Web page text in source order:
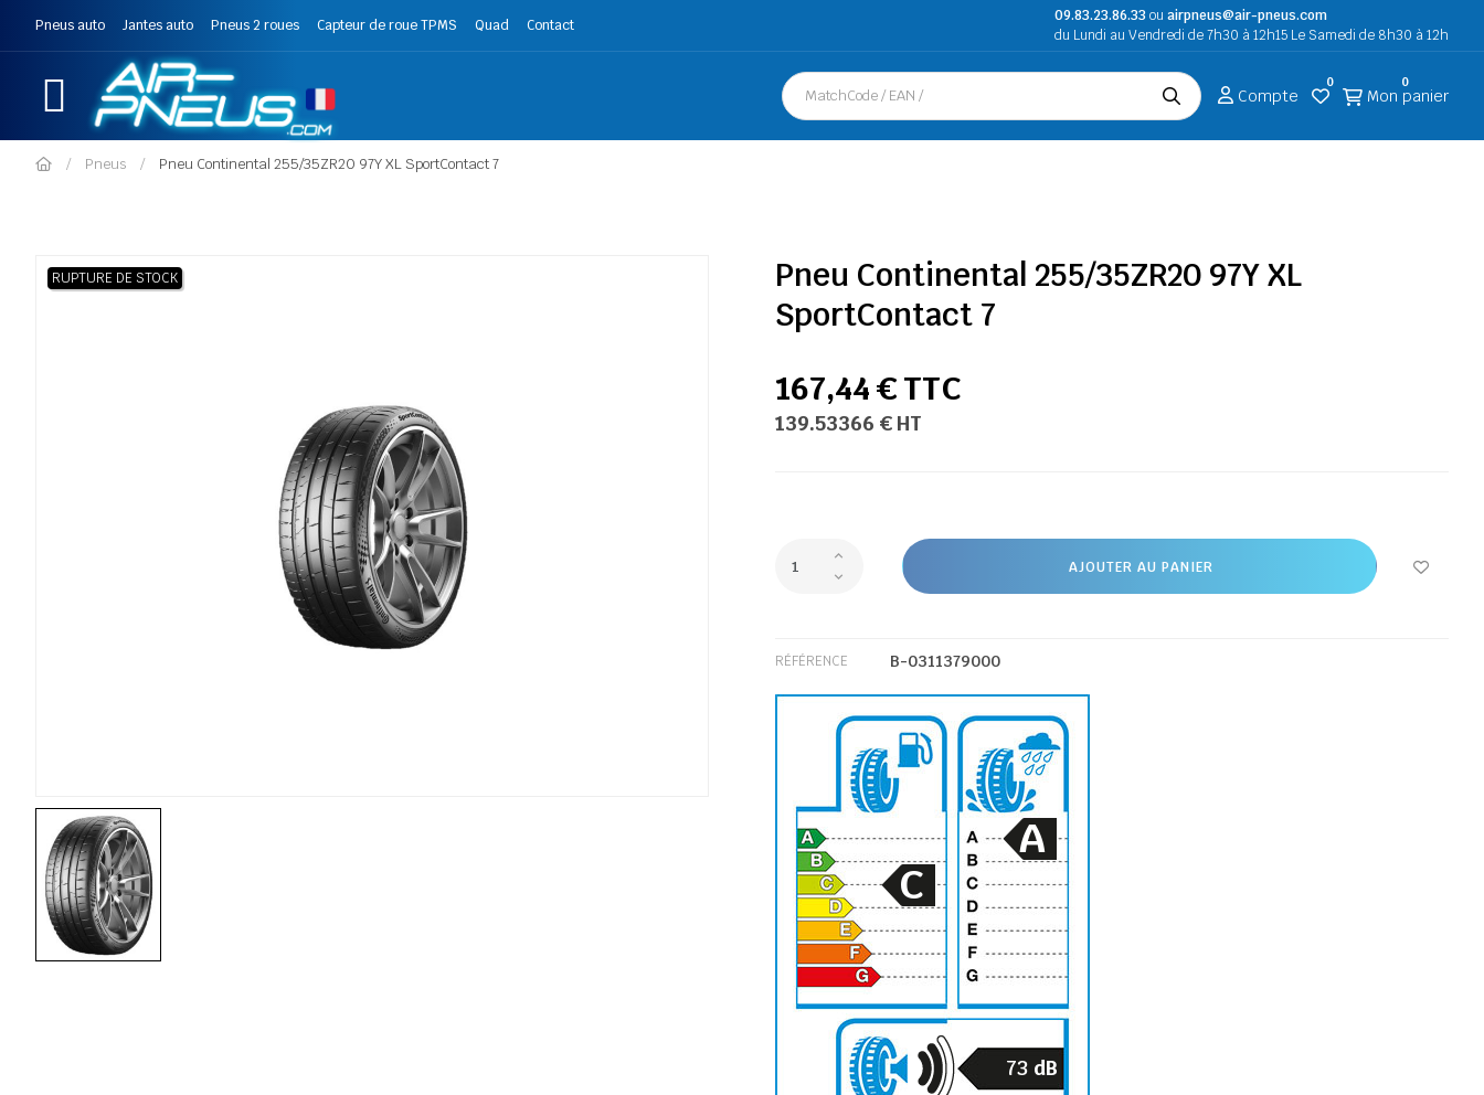
Pneus auto Jantes auto Pneus 2 roues Capteur de roue TPMS Quad Contact
09.83.23.86.33ou airpneus@air-pneus.com
du Lundi au Vendredi de 7h30 à 12h15 Le Samedi de 8h30 à 12h
Compte
0
Mon panier
0
Pneus Pneu Continental 255/35ZR20 97Y XL SportContact 7
RUPTURE DE STOCK
Pneu Continental 255/35ZR20 97Y XL
SportContact 7
167,44 € TTC
139.53366 € HT
AJOUTER AU PANIER
RÉFÉRENCE B-0311379000
C
A
73 dB